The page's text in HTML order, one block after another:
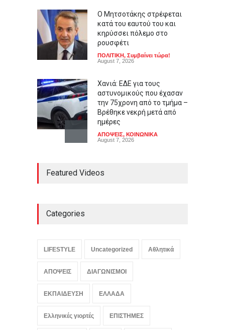
Ο Μητσοτάκης στρέφεται
κατά του εαυτού του και
κηρύσσει πόλεμο στο
ρουσφέτι
ΠΟΛΙΤΙΚΗ, Συμβαίνει τώρα!
August 7, 2026
Χανιά: ΕΔΕ για τους
αστυνομικούς που έχασαν
την 75χρονη από το τμήμα –
Βρέθηκε νεκρή μετά από
ημέρες
ΑΠΟΨΕΙΣ, ΚΟΙΝΩΝΙΚΑ
August 7, 2026
Ποια είναι η ιδανική ώρα
LIFESTYLE,ΠΟΛΙΤΙΣΜΟΣ
Featured Videos
Categories
LIFESTYLE Uncategorized Αθλητικά
ΑΠΟΨΕΙΣ ΔΙΑΓΩΝΙΣΜΟΙ
ΕΚΠΑΙΔΕΥΣΗ ΕΛΛΑΔΑ
Ελληνικές γιορτές ΕΠΙΣΤΗΜΕΣ